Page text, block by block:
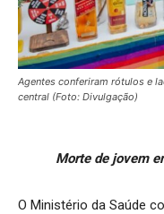
Agentes conferiram rótulos e
central (Foto: Divulgação)
Morte de jovem
O Ministério da Saúde